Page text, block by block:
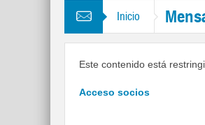
Inicio
Este contenido está
Acceso socios